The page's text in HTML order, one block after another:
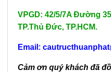
VPGD: 42/5/7A Đường
TP.Thủ Đức, TP.HCM.
Email:
Cảm ơn quý khách đã